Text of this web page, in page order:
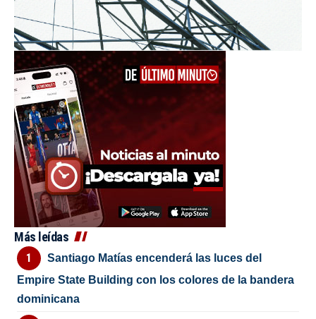
Más leídas
Santiago Matías encenderá las luces del
Empire State Building con los colores de la bandera
dominicana